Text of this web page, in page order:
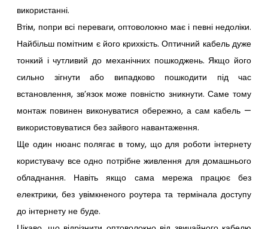
використанні.
Втім, попри всі переваги, оптоволокно має і певні недоліки.
Найбільш помітним є його крихкість. Оптичний кабель дуже
тонкий і чутливий до механічних пошкоджень. Якщо його
сильно зігнути або випадково пошкодити під час
встановлення, зв’язок може повністю зникнути. Саме тому
монтаж повинен виконуватися обережно, а сам кабель —
використовуватися без зайвого навантаження.
Ще один нюанс полягає в тому, що для роботи інтернету
користувачу все одно потрібне живлення для домашнього
обладнання. Навіть якщо сама мережа працює без
електрики, без увімкненого роутера та термінала доступу
до інтернету не буде.